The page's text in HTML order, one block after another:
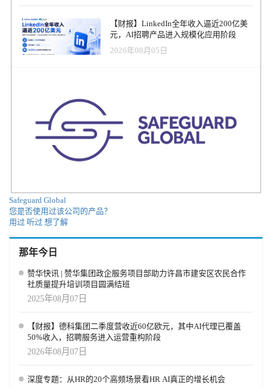
【财报】LinkedIn全年收入逼近200亿美
元，AI招聘产品进入规模化应用阶段
2026年08月05日
Safeguard Global
您是否使用过该公司的产品？
用过 听过 想了解
那年今日
赞华快讯 | 赞华集团政企服务项目部助力许昌市建安区农民合作
社质量提升培训项目圆满结班
2025年08月07日
【财报】德科集团二季度营收近60亿欧元，其中AI代理已覆盖
50%收入，招聘服务进入运营重构阶段
2026年08月07日
深度专题：从HR的20个高频场景看HR AI真正的增长机会